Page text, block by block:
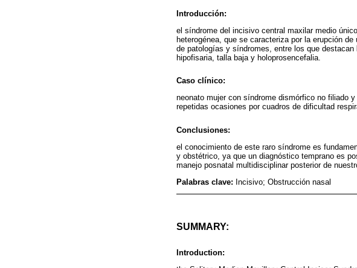
Introducción:
el síndrome del incisivo central maxilar medio
heterogénea, que se caracteriza por la erupción
de patologías y síndromes, entre los que
hipofisaria, talla baja y holoprosencefalia.
Caso clínico:
neonato mujer con síndrome dismórfico no filiado
repetidas ocasiones por cuadros de dificultad
Conclusiones:
el conocimiento de este raro síndrome es
y obstétrico, ya que un diagnóstico temprano es
manejo posnatal multidisciplinar posterior de
Palabras clave: Incisivo; Obstrucción nasal
SUMMARY:
Introduction: